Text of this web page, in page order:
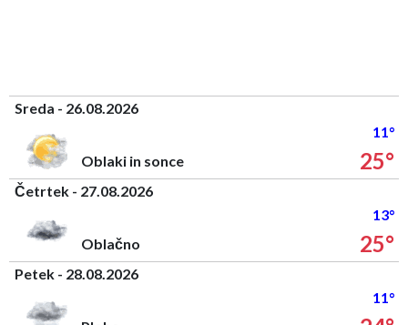
Sreda - 26.08.2026
11°
Oblaki in sonce
25°
Četrtek - 27.08.2026
13°
Oblačno
25°
Petek - 28.08.2026
11°